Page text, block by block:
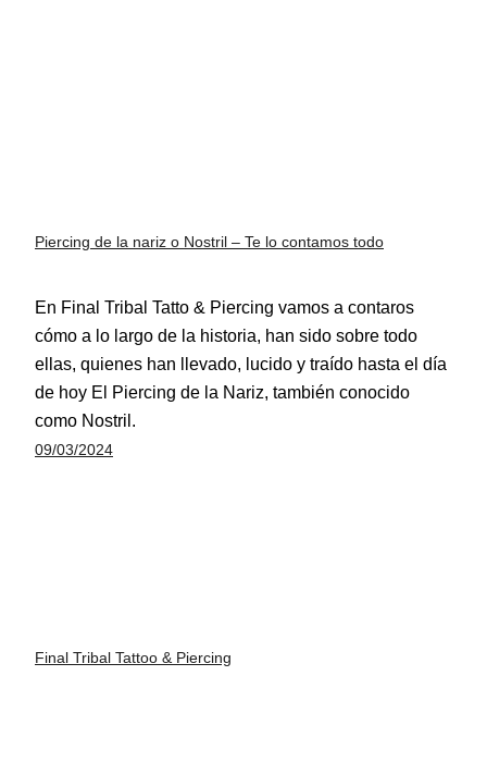
Piercing de la nariz o Nostril – Te lo contamos todo
En Final Tribal Tatto & Piercing vamos a contaros
cómo a lo largo de la historia, han sido sobre todo
ellas, quienes han llevado, lucido y traído hasta el día
de hoy El Piercing de la Nariz, también conocido
como Nostril.
09/03/2024
Final Tribal Tattoo & Piercing